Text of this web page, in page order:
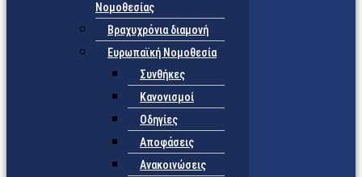
Νομοθεσίας
Βραχυχρόνια διαμονή
Ευρωπαϊκή Νομοθεσία
Συνθήκες
Κανονισμοί
Οδηγίες
Αποφάσεις
Ανακοινώσεις